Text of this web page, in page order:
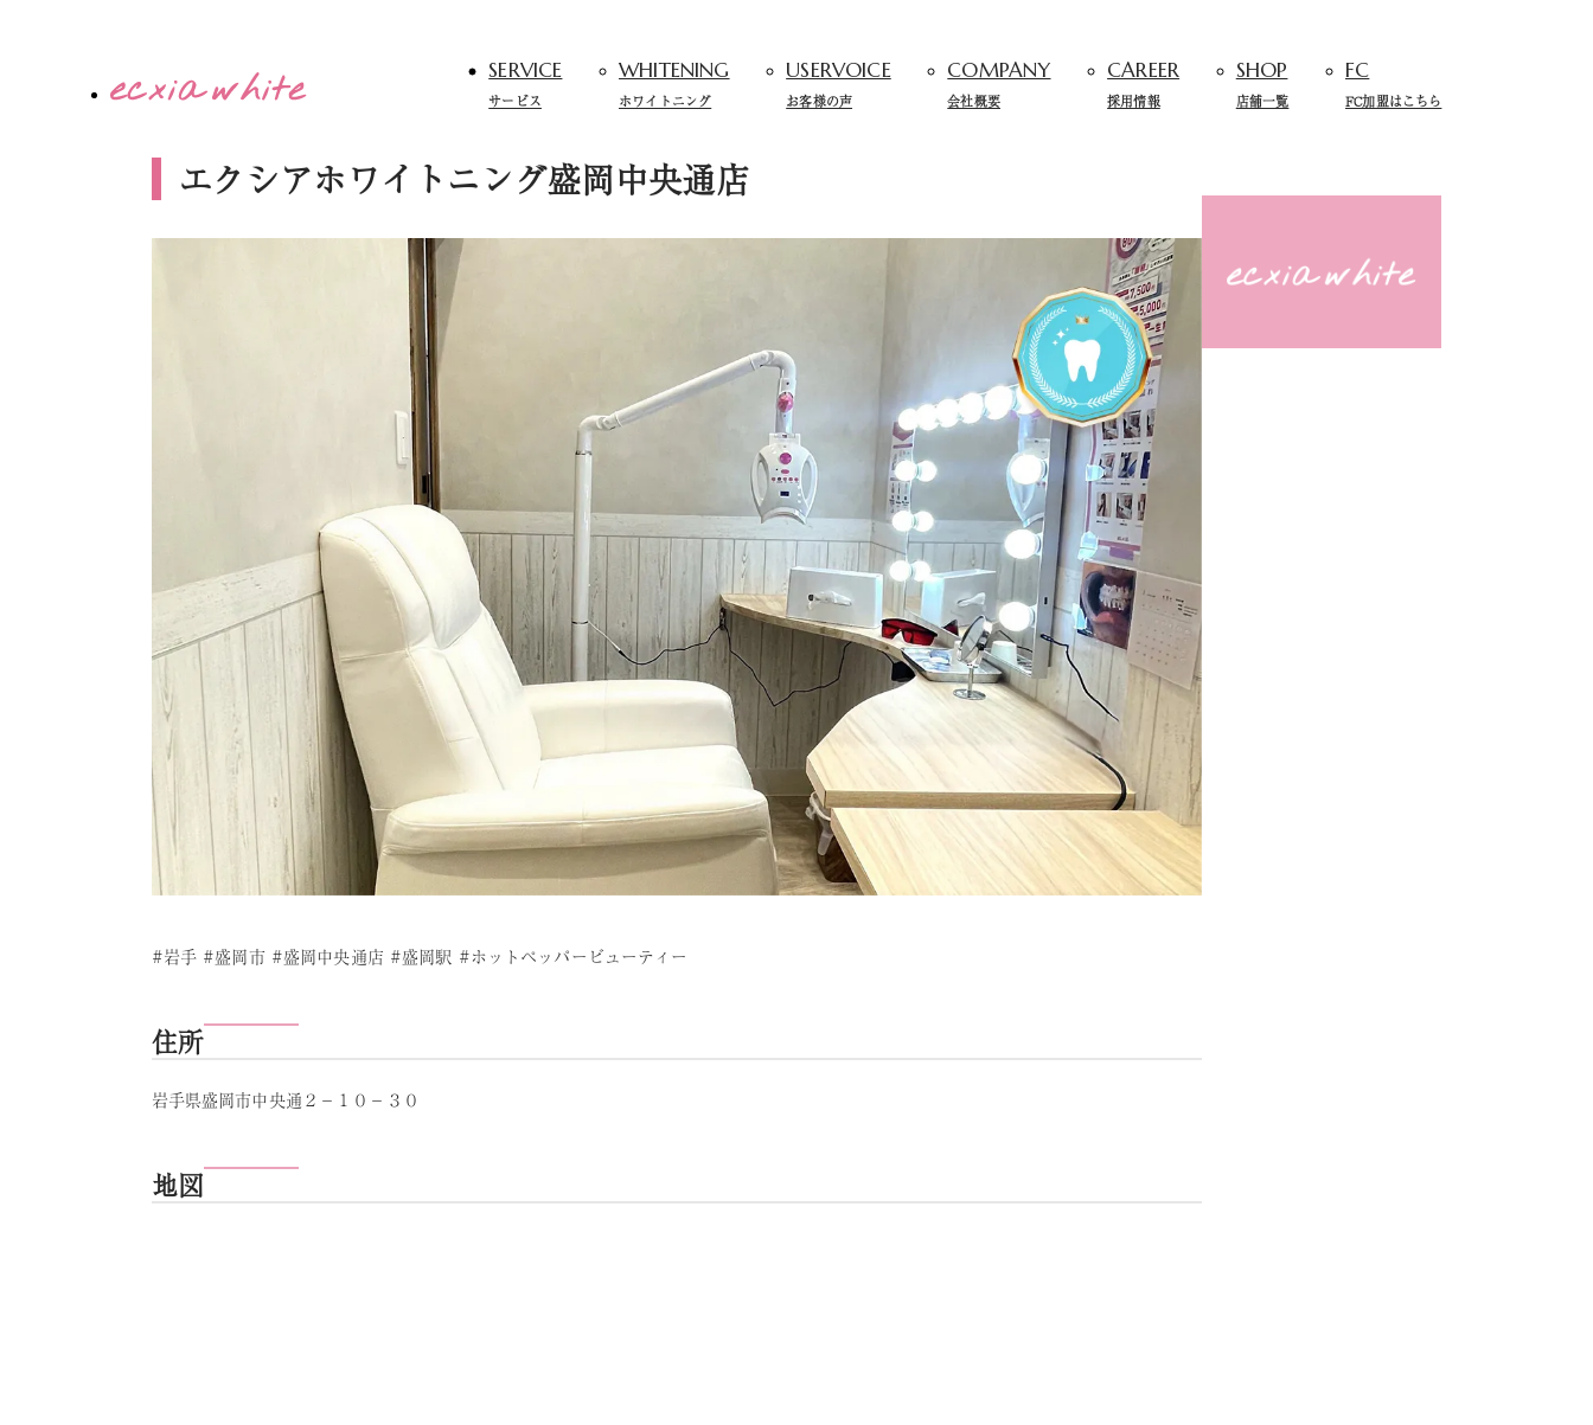
SERVICE
サービス
WHITENING
ホワイトニング
USERVOICE
お客様の声
COMPANY
会社概要
CAREER
採用情報
SHOP
店舗一覧
FC
FC加盟はこちら
エクシアホワイトニング盛岡中央通店
#岩手 #盛岡市 #盛岡中央通店 #盛岡駅 #ホットペッパービューティー
住所
岩手県盛岡市中央通２－１０－３０
地図